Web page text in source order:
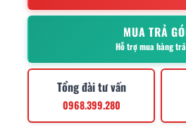
MUA TRẢ
Hỗ trợ mua hàng
Tổng đài tư vấn
0968.399.280